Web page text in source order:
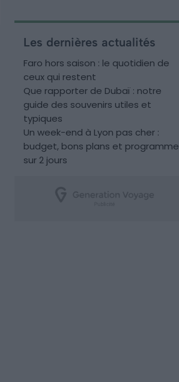
Les dernières actualités
Faro hors saison : le quotidien de
ceux qui restent
Que rapporter de Dubaï : notre
guide des souvenirs utiles et
typiques
Un week-end à Lyon pas cher :
budget, bons plans et programme
sur 2 jours